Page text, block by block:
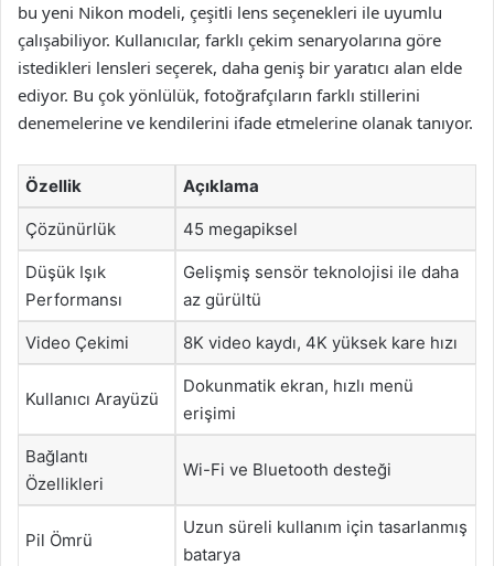
bu yeni Nikon modeli, çeşitli lens seçenekleri ile uyumlu
çalışabiliyor. Kullanıcılar, farklı çekim senaryolarına göre
istedikleri lensleri seçerek, daha geniş bir yaratıcı alan elde
ediyor. Bu çok yönlülük, fotoğrafçıların farklı stillerini
denemelerine ve kendilerini ifade etmelerine olanak tanıyor.
Özellik Açıklama
Çözünürlük 45 megapiksel
Düşük Işık
Performansı
Gelişmiş sensör teknolojisi ile daha
az gürültü
Video Çekimi 8K video kaydı, 4K yüksek kare hızı
Kullanıcı Arayüzü
Dokunmatik ekran, hızlı menü
erişimi
Bağlantı
Özellikleri
Wi-Fi ve Bluetooth desteği
Pil Ömrü
Uzun süreli kullanım için tasarlanmış
batarya